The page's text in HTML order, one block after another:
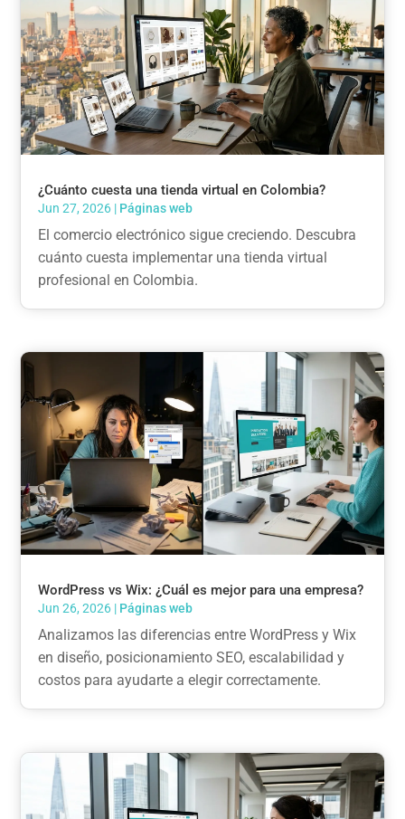
¿Cuánto cuesta una tienda virtual en Colombia?
Jun 27, 2026 | Páginas web
El comercio electrónico sigue creciendo. Descubra
cuánto cuesta implementar una tienda virtual
profesional en Colombia.
WordPress vs Wix: ¿Cuál es mejor para una empresa?
Jun 26, 2026 | Páginas web
Analizamos las diferencias entre WordPress y Wix
en diseño, posicionamiento SEO, escalabilidad y
costos para ayudarte a elegir correctamente.